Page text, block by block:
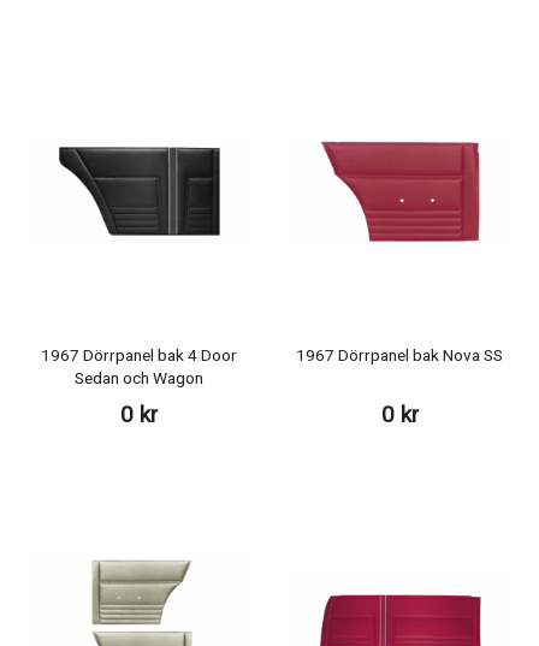
1967 Dörrpanel bak 4 Door
Sedan och Wagon
0 kr
1967 Dörrpanel bak Nova SS
0 kr